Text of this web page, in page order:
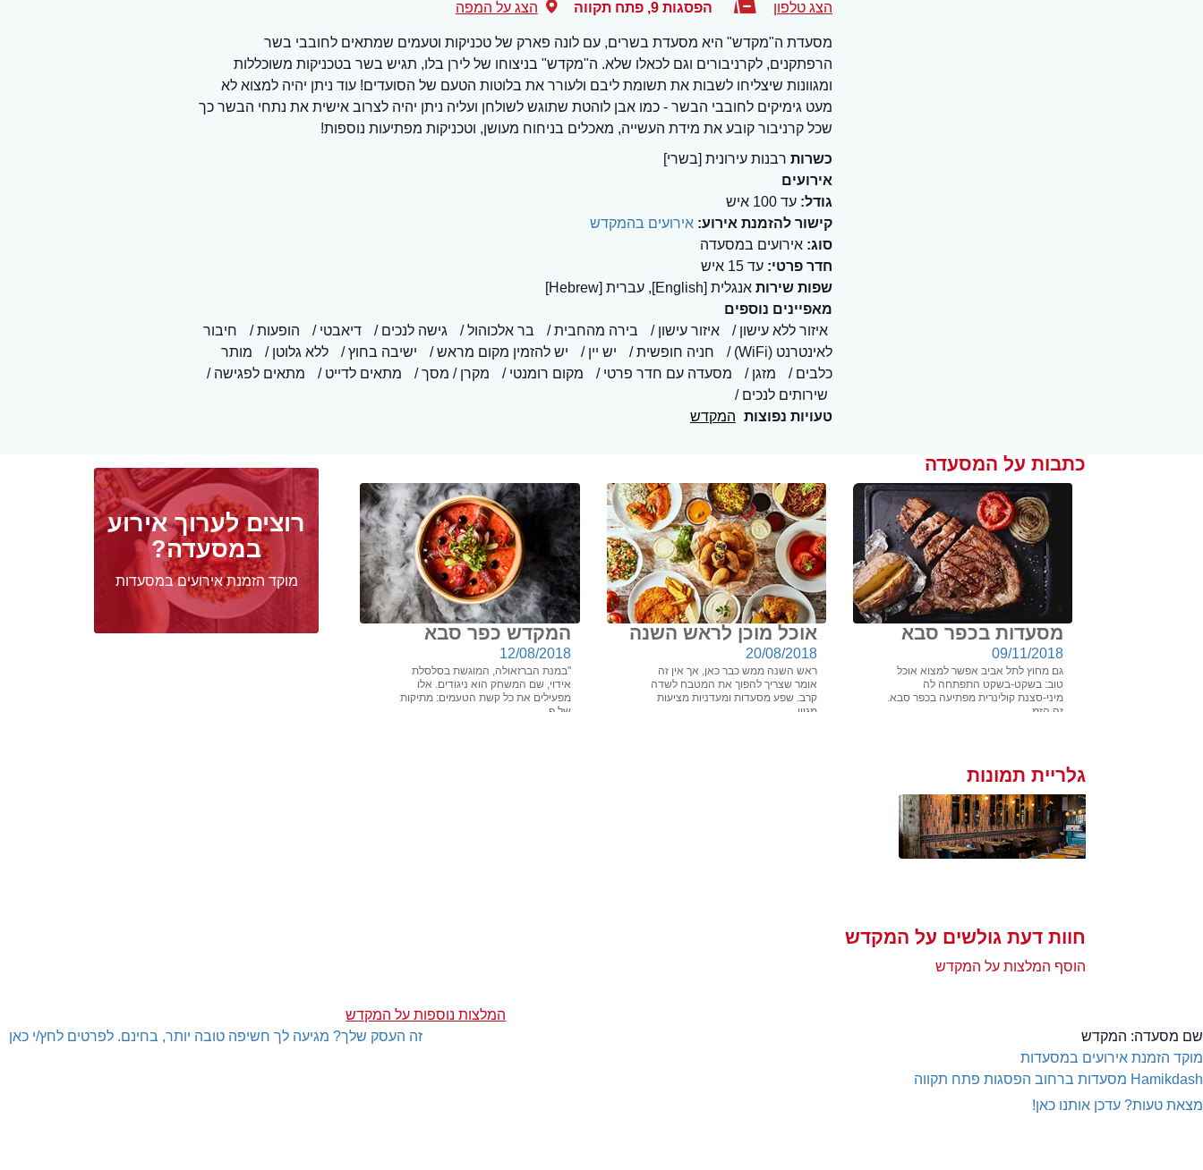
הצג טלפון
הפסגות 9 ,פתח תקווה הצג על המפה
מסעדת ה"מקדש" היא מסעדת בשרים, עם לונה פארק של טכניקות וטעמים שמתאים לחובבי בשר
הרפתקנים, לקרניבורים וגם לכאלו שלא. ה"מקדש" בניצוחו של לירן בלו, תגיש בשר בטכניקות משוכללות
ומגוונות שיצליחו לשבות את תשומת ליבם ולעורר את בלוטות הטעם של הסועדים! עוד ניתן יהיה למצוא לא
מעט גימיקים לחובבי הבשר - כמו אבן לוהטת שתוגש לשולחן ועליה ניתן יהיה לצרוב אישית את נתחי הבשר כך
שכל קרניבור קובע את מידת העשייה, מאכלים בניחוח מעושן, וטכניקות מפתיעות נוספות!
כשרות רבנות עירונית [בשרי]
אירועים
גודל:עד 100 איש
קישור להזמנת אירוע:אירועים בהמקדש
סוג:אירועים במסעדה
חדר פרטי:עד 15 איש
שפות שירות אנגלית [English], עברית [Hebrew]
מאפיינים נוספים
איזור ללא עישון
איזור עישון בירה מהחבית בר אלכוהול גישה לנכים דיאבטי הופעות
חיבור
לאינטרנט (WiFi)
חניה חופשית יש יין יש להזמין מקום מראש ישיבה בחוץ ללא גלוטן
מותר
כלבים
מזגן מסעדה עם חדר פרטי מקום רומנטי מקרן / מסך מתאים לדייט
מתאים לפגישה
שירותים לנכים
טעויות נפוצות המקדש
כתבות על המסעדה
מסעדות בכפר סבא
09/11/2018
גם מחוץ לתל אביב אפשר למצוא אוכל
טוב: בשקט-בשקט התפתחה לה
מיני-סצנת קולינרית מפתיעה בכפר סבא.
זה הזמ...
אוכל מוכן לראש השנה
20/08/2018
ראש השנה ממש כבר כאן, אך אין זה
אומר שצריך להפוך את המטבח לשדה
קרב. שפע מסעדות ומעדניות מציעות
מגוון...
המקדש כפר סבא
12/08/2018
"במנת הברזאולה, המוגשת בסלסלת
אידוי, שם המשחק הוא ניגודים. אלו
מפעילים את כל קשת הטעמים: מתיקות
של פ...
גלריית תמונות
חוות דעת גולשים על המקדש
הוסף המלצות על המקדש
המלצות נוספות על המקדש
רוצים לערוך אירוע
במסעדה?
מוקד הזמנת אירועים במסעדות
זה העסק שלך? מגיעה לך חשיפה טובה יותר, בחינם. לפרטים לחץ/י כאן שם מסעדה: המקדש
מוקד הזמנת אירועים במסעדות
Hamikdash מסעדות ברחוב הפסגות פתח תקווה
מצאת טעות? עדכן אותנו כאן!